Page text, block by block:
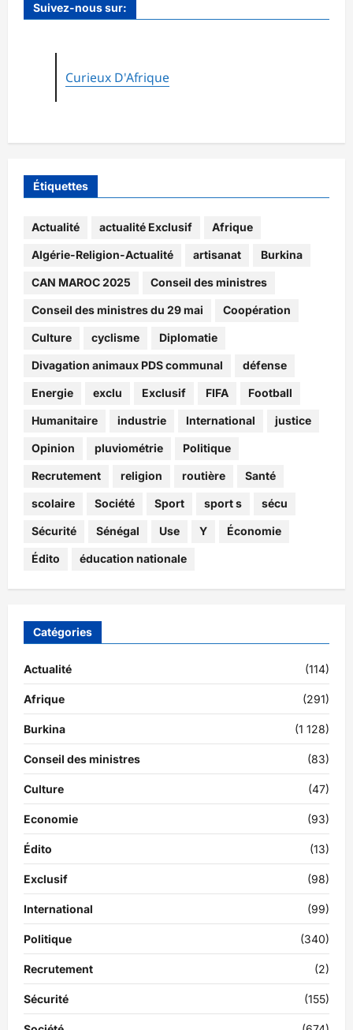
Suivez-nous sur:
Curieux D'Afrique
Étiquettes
Actualité actualité Exclusif Afrique
Algérie-Religion-Actualité artisanat Burkina
CAN MAROC 2025 Conseil des ministres
Conseil des ministres du 29 mai Coopération
Culture cyclisme Diplomatie
Divagation animaux PDS communal défense
Energie exclu Exclusif FIFA Football
Humanitaire industrie International justice
Opinion pluviométrie Politique
Recrutement religion routière Santé
scolaire Société Sport sport s sécu
Sécurité Sénégal Use Y Économie
Édito éducation nationale
Catégories
Actualité (114)
Afrique (291)
Burkina (1 128)
Conseil des ministres (83)
Culture (47)
Economie (93)
Édito (13)
Exclusif (98)
International (99)
Politique (340)
Recrutement (2)
Sécurité (155)